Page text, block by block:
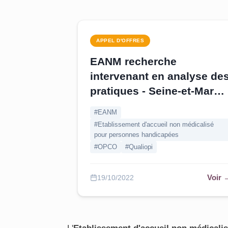
APPEL D'OFFRES
EANM recherche
intervenant en analyse
pratiques - Seine-et-Marne
#EANM
#Etablissement d'accueil non médicalisé
pour personnes handicapées
#OPCO
#Qualiopi
19/10/2022 Voir